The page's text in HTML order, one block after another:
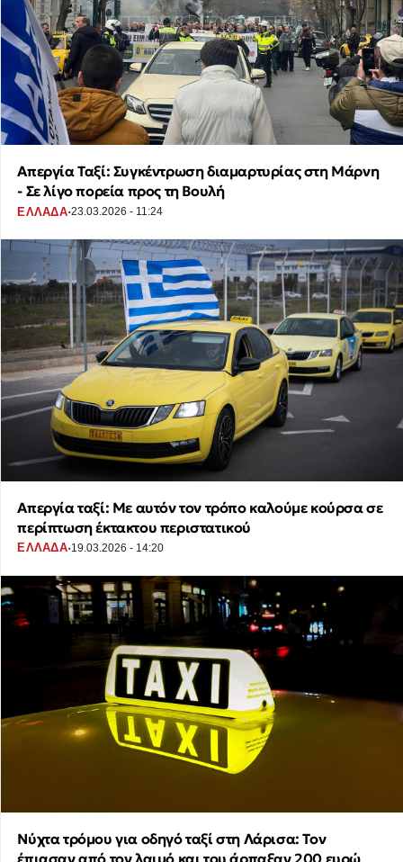
Απεργία Ταξί: Συγκέντρωση διαμαρτυρίας στη Μάρνη
- Σε λίγο πορεία προς τη Βουλή
ΕΛΛΑΔΑ·23.03.2026 - 11:24
Απεργία ταξί: Με αυτόν τον τρόπο καλούμε κούρσα σε
περίπτωση έκτακτου περιστατικού
ΕΛΛΑΔΑ·19.03.2026 - 14:20
Νύχτα τρόμου για οδηγό ταξί στη Λάρισα: Τον